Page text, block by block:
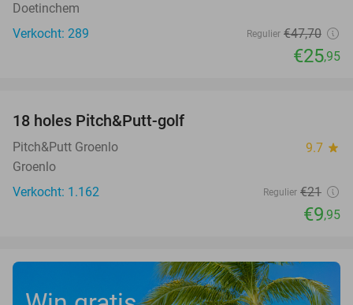
Doetinchem
Verkocht: 289
Regulier €47,70
€25,95
18 holes Pitch&Putt-golf
Pitch&Putt Groenlo 9.7 star
Groenlo
Verkocht: 1.162
Regulier €21
€9,95